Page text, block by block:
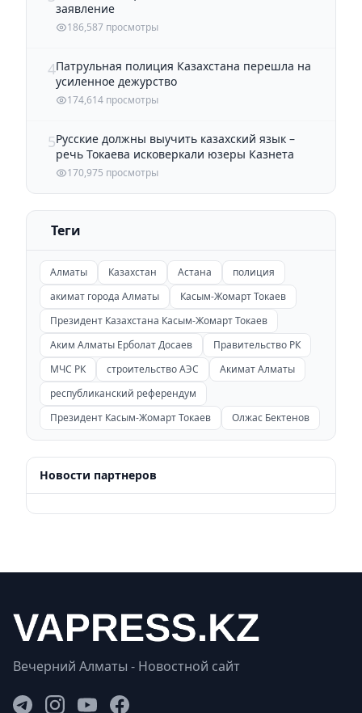
заявление
186,587 просмотры
4Патрульная полиция Казахстана перешла на
усиленное дежурство
174,614 просмотры
5Русские должны выучить казахский язык –
речь Токаева исковеркали юзеры Казнета
170,975 просмотры
Теги
Алматы Казахстан Астана
полиция
акимат города Алматы
Касым-Жомарт Токаев
Президент Казахстана Касым-Жомарт Токаев
Аким Алматы Ерболат Досаев
Правительство РК
МЧС РК
строительство АЭС
Акимат Алматы
республиканский референдум
Президент Касым-Жомарт Токаев
Олжас Бектенов
Новости партнеров
Вечерний Алматы - Новостной сайт